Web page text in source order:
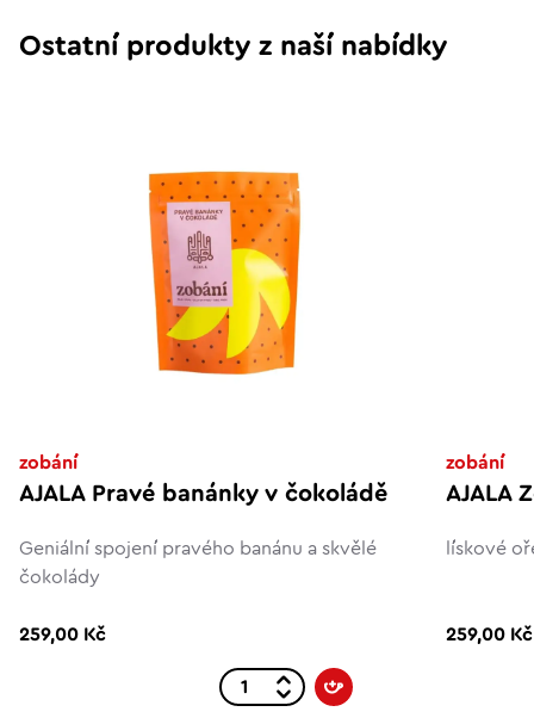
Ostatní produkty z naší nabídky
zobání
AJALA Pravé banánky v čokoládě
Geniální spojení pravého banánu a skvělé
čokolády
259,00 Kč
zobání
AJALA
lískové
259,00 Kč